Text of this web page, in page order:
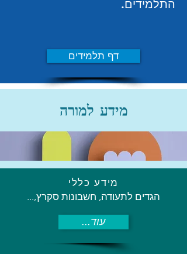
התלמידים.
דף תלמידים
מידע למורה
מידע כללי
הגדים לתעודה, חשבונות סקרץ,...
...עוד